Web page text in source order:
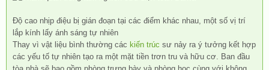
Độ cao nhịp điệu bị gián đoạn tại các điểm khác nhau, một số vị trí
lắp kính lấy ánh sáng tự nhiên
Thay vì vật liệu bình thường các kiến trúc sư nảy ra ý tưởng kết hợp
các yếu tố tự nhiên tạo ra một mặt tiền trơn tru và hữu cơ. Ban đầu